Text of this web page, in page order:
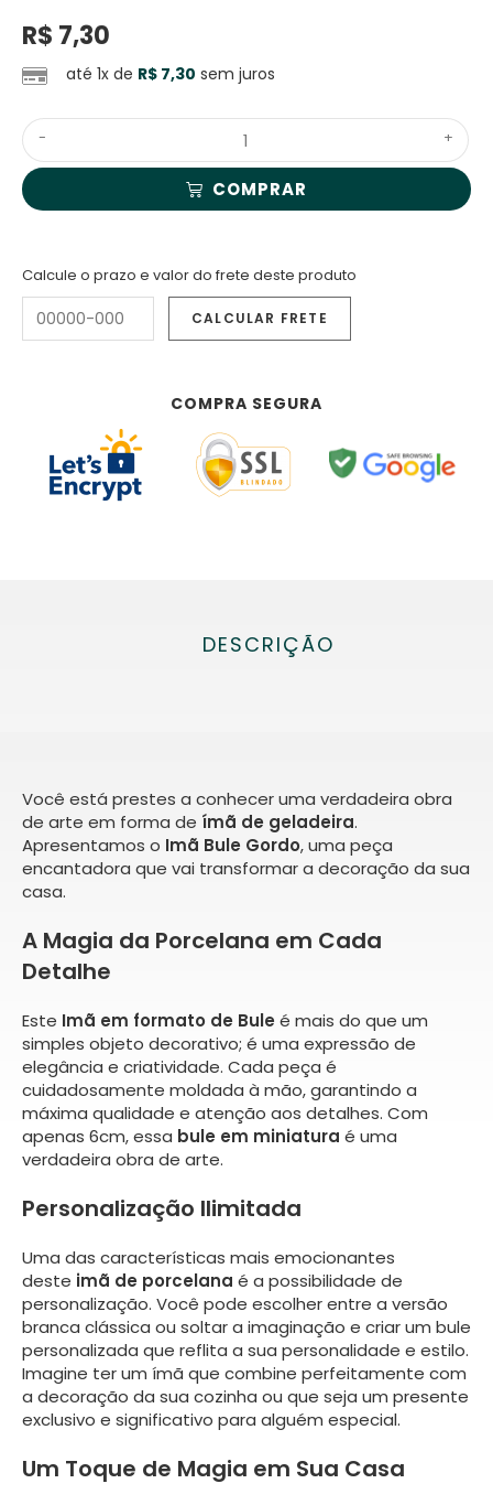
R$ 7,30
até 1x de R$ 7,30 sem juros
- +
COMPRAR
Calcule o prazo e valor do frete deste produto
COMPRA SEGURA
DESCRIÇÃO
Você está prestes a conhecer uma verdadeira obra
de arte em forma de ímã de geladeira.
Apresentamos o Imã Bule Gordo, uma peça
encantadora que vai transformar a decoração da sua
casa.
A Magia da Porcelana em Cada
Detalhe
Este Imã em formato de Bule é mais do que um
simples objeto decorativo; é uma expressão de
elegância e criatividade. Cada peça é
cuidadosamente moldada à mão, garantindo a
máxima qualidade e atenção aos detalhes. Com
apenas 6cm, essa bule em miniatura é uma
verdadeira obra de arte.
Personalização Ilimitada
Uma das características mais emocionantes
deste imã de porcelana é a possibilidade de
personalização. Você pode escolher entre a versão
branca clássica ou soltar a imaginação e criar um bule
personalizada que reflita a sua personalidade e estilo.
Imagine ter um ímã que combine perfeitamente com
a decoração da sua cozinha ou que seja um presente
exclusivo e significativo para alguém especial.
Um Toque de Magia em Sua Casa